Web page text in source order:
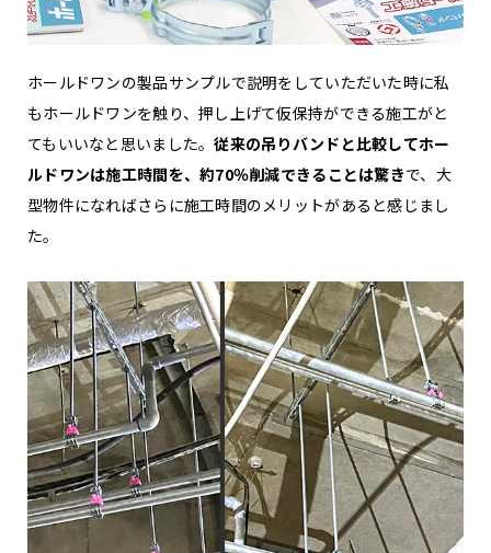
ホールドワンの製品サンプルで説明をしていただいた時に私
もホールドワンを触り、押し上げて仮保持ができる施工がと
てもいいなと思いました。従来の吊りバンドと比較してホー
ルドワンは施工時間を、約70％削減できることは驚きで、大
型物件になればさらに施工時間のメリットがあると感じまし
た。